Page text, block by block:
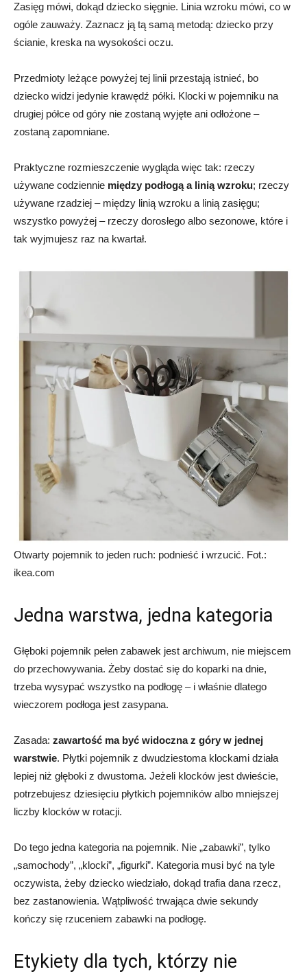
Zasięg mówi, dokąd dziecko sięgnie. Linia wzroku mówi, co w
ogóle zauważy. Zaznacz ją tą samą metodą: dziecko przy
ścianie, kreska na wysokości oczu.
Przedmioty leżące powyżej tej linii przestają istnieć, bo
dziecko widzi jedynie krawędź półki. Klocki w pojemniku na
drugiej półce od góry nie zostaną wyjęte ani odłożone –
zostaną zapomniane.
Praktyczne rozmieszczenie wygląda więc tak: rzeczy
używane codziennie między podłogą a linią wzroku; rzeczy
używane rzadziej – między linią wzroku a linią zasięgu;
wszystko powyżej – rzeczy dorosłego albo sezonowe, które i
tak wyjmujesz raz na kwartał.
Otwarty pojemnik to jeden ruch: podnieść i wrzucić. Fot.:
ikea.com
Jedna warstwa, jedna kategoria
Głęboki pojemnik pełen zabawek jest archiwum, nie miejscem
do przechowywania. Żeby dostać się do koparki na dnie,
trzeba wysypać wszystko na podłogę – i właśnie dlatego
wieczorem podłoga jest zasypana.
Zasada: zawartość ma być widoczna z góry w jednej
warstwie. Płytki pojemnik z dwudziestoma klockami działa
lepiej niż głęboki z dwustoma. Jeżeli klocków jest dwieście,
potrzebujesz dziesięciu płytkich pojemników albo mniejszej
liczby klocków w rotacji.
Do tego jedna kategoria na pojemnik. Nie „zabawki”, tylko
„samochody”, „klocki”, „figurki”. Kategoria musi być na tyle
oczywista, żeby dziecko wiedziało, dokąd trafia dana rzecz,
bez zastanowienia. Wątpliwość trwająca dwie sekundy
kończy się rzuceniem zabawki na podłogę.
Etykiety dla tych, którzy nie